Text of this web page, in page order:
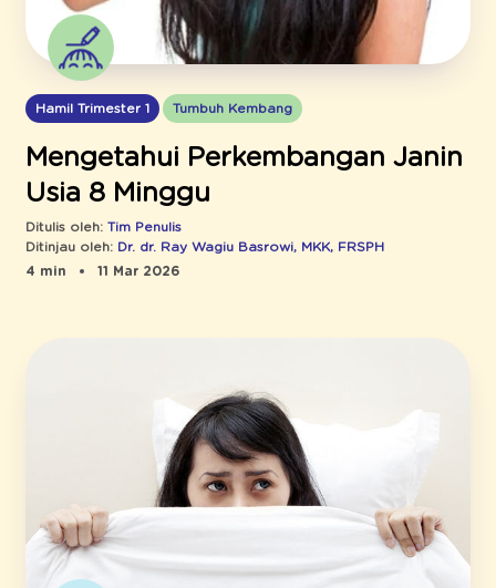
Hamil Trimester 1 Tumbuh Kembang
Mengetahui Perkembangan Janin
Usia 8 Minggu
Ditulis oleh: Tim Penulis
Ditinjau oleh: Dr. dr. Ray Wagiu Basrowi, MKK, FRSPH
4 min
11 Mar 2026